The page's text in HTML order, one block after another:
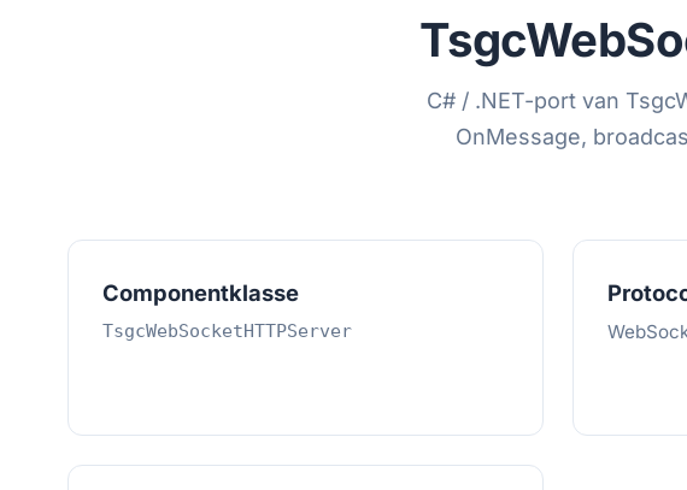
C# / .NET-port van
OnMessage,
Componentklasse
TsgcWebSocketHTTPServer